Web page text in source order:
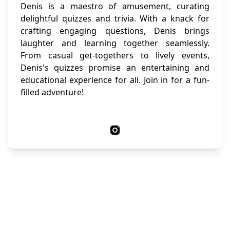
Denis is a maestro of amusement, curating
delightful quizzes and trivia. With a knack for
crafting engaging questions, Denis brings
laughter and learning together seamlessly.
From casual get-togethers to lively events,
Denis's quizzes promise an entertaining and
educational experience for all. Join in for a fun-
filled adventure!